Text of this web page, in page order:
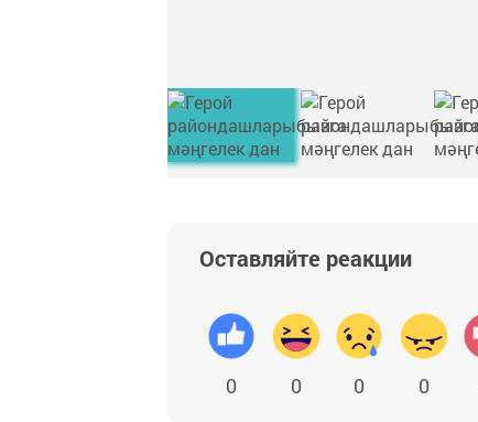
Оставляйте реакции
0 0 0 0